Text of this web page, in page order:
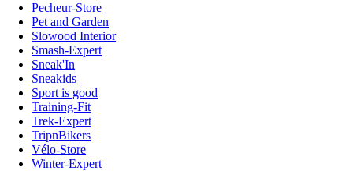
Pecheur-Store
Pet and Garden
Slowood Interior
Smash-Expert
Sneak'In
Sneakids
Sport is good
Training-Fit
Trek-Expert
TripnBikers
Vélo-Store
Winter-Expert